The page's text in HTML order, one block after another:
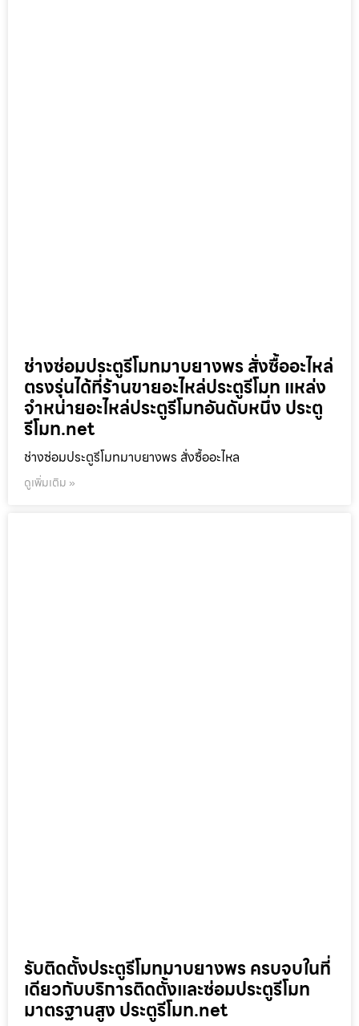
ช่างซ่อมประตูรีโมทมาบยางพร สั่งซื้ออะไหล่
ตรงรุ่นได้ที่ร้านขายอะไหล่ประตูรีโมท แหล่ง
จำหน่ายอะไหล่ประตูรีโมทอันดับหนึ่ง ประตู
รีโมท.net
ช่างซ่อมประตูรีโมทมาบยางพร สั่งซื้ออะไหล
ดูเพิ่มเติม »
รับติดตั้งประตูรีโมทมาบยางพร ครบจบในที่
เดียวกับบริการติดตั้งและซ่อมประตูรีโมท
มาตรฐานสูง ประตูรีโมท.net